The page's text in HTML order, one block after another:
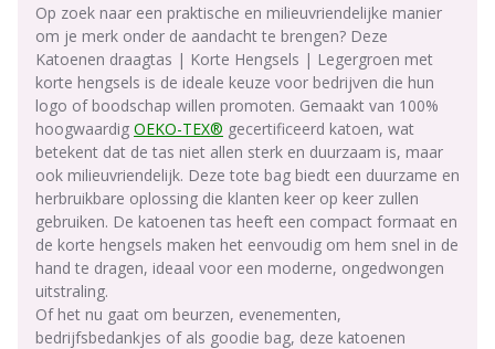
Op zoek naar een praktische en milieuvriendelijke manier
om je merk onder de aandacht te brengen? Deze
Katoenen draagtas | Korte Hengsels | Legergroen met
korte hengsels is de ideale keuze voor bedrijven die hun
logo of boodschap willen promoten. Gemaakt van 100%
hoogwaardig OEKO-TEX® gecertificeerd katoen, wat
betekent dat de tas niet allen sterk en duurzaam is, maar
ook milieuvriendelijk. Deze tote bag biedt een duurzame en
herbruikbare oplossing die klanten keer op keer zullen
gebruiken. De katoenen tas heeft een compact formaat en
de korte hengsels maken het eenvoudig om hem snel in de
hand te dragen, ideaal voor een moderne, ongedwongen
uitstraling.
Of het nu gaat om beurzen, evenementen,
bedrijfsbedankjes of als goodie bag, deze katoenen